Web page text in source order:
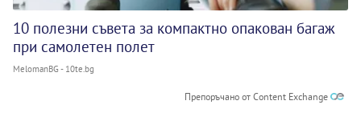
10 полезни съвета за компактно опакован багаж
при самолетен полет
MelomanBG - 10te.bg
Препоръчано от Content Exchange